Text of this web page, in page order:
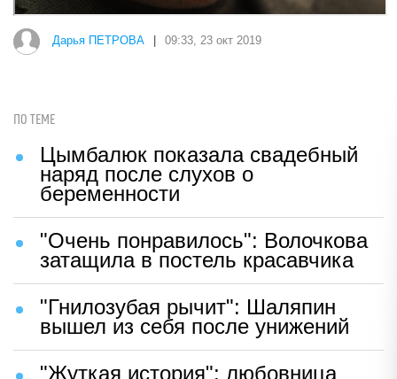
Дарья ПЕТРОВА 09:33, 23 окт 2019
ПО ТЕМЕ
Цымбалюк показала свадебный
наряд после слухов о
беременности
"Очень понравилось": Волочкова
затащила в постель красавчика
"Гнилозубая рычит": Шаляпин
вышел из себя после унижений
"Жуткая история": любовница